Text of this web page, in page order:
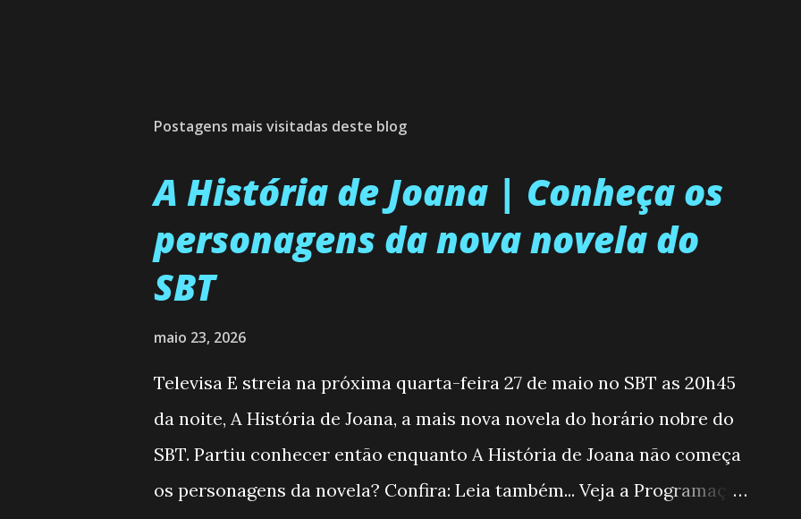
Postagens mais visitadas deste blog
A História de Joana | Conheça os
personagens da nova novela do
SBT
maio 23, 2026
Televisa E streia na próxima quarta-feira 27 de maio no SBT as 20h45
da noite, A História de Joana, a mais nova novela do horário nobre do
SBT. Partiu conhecer então enquanto A História de Joana não começa
os personagens da novela? Confira: Leia também... Veja a Programação